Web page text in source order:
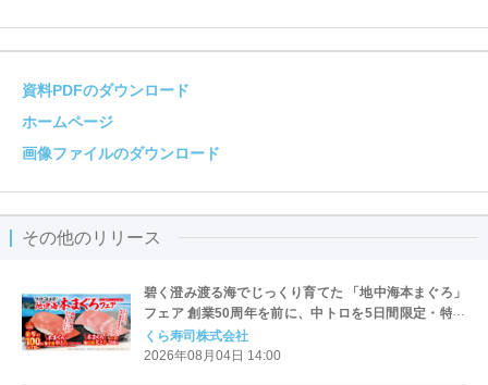
資料PDFのダウンロード
ホームページ
画像ファイルのダウンロード
その他のリリース
碧く澄み渡る海でじっくり育てた 「地中海本まぐろ」
フェア 創業50周年を前に、中トロを5日間限定・特別
価格110円で提供 -8月7日（金）より期間・数量限定で
販売-
くら寿司株式会社
2026年08月04日 14:00